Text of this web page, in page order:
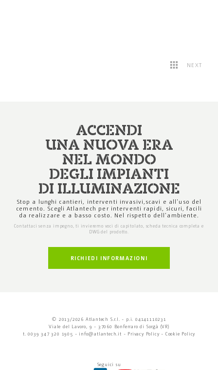
NEXT
ACCENDI
UNA NUOVA ERA
NEL MONDO
DEGLI IMPIANTI
DI ILLUMINAZIONE
Stop a lunghi cantieri, interventi invasivi, scavi e all'uso del
cemento. Scegli Atlantech per interventi rapidi, sicuri, facili
da realizzare e a basso costo. Nel rispetto dell'ambiente.
Contattaci senza impegno, ti invieremo voci di capitolato, scheda tecnica completa e
DWG del prodotto.
RICHIEDI INFORMAZIONI
© 2013/2026 Atlantech S.r.l. - p.i. 04141110231
Viale del Lavoro, 9 - 37060 Bonferraro di Sorgà (VR)
t. 0039 347 320 1905 -info@atlantech.it - Privacy Policy - Cookie Policy
Seguici su